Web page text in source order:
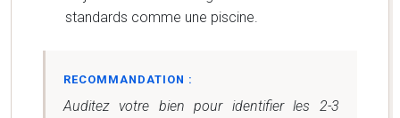
standards comme une piscine.
RECOMMANDATION :
Auditez votre bien pour identifier les 2-3